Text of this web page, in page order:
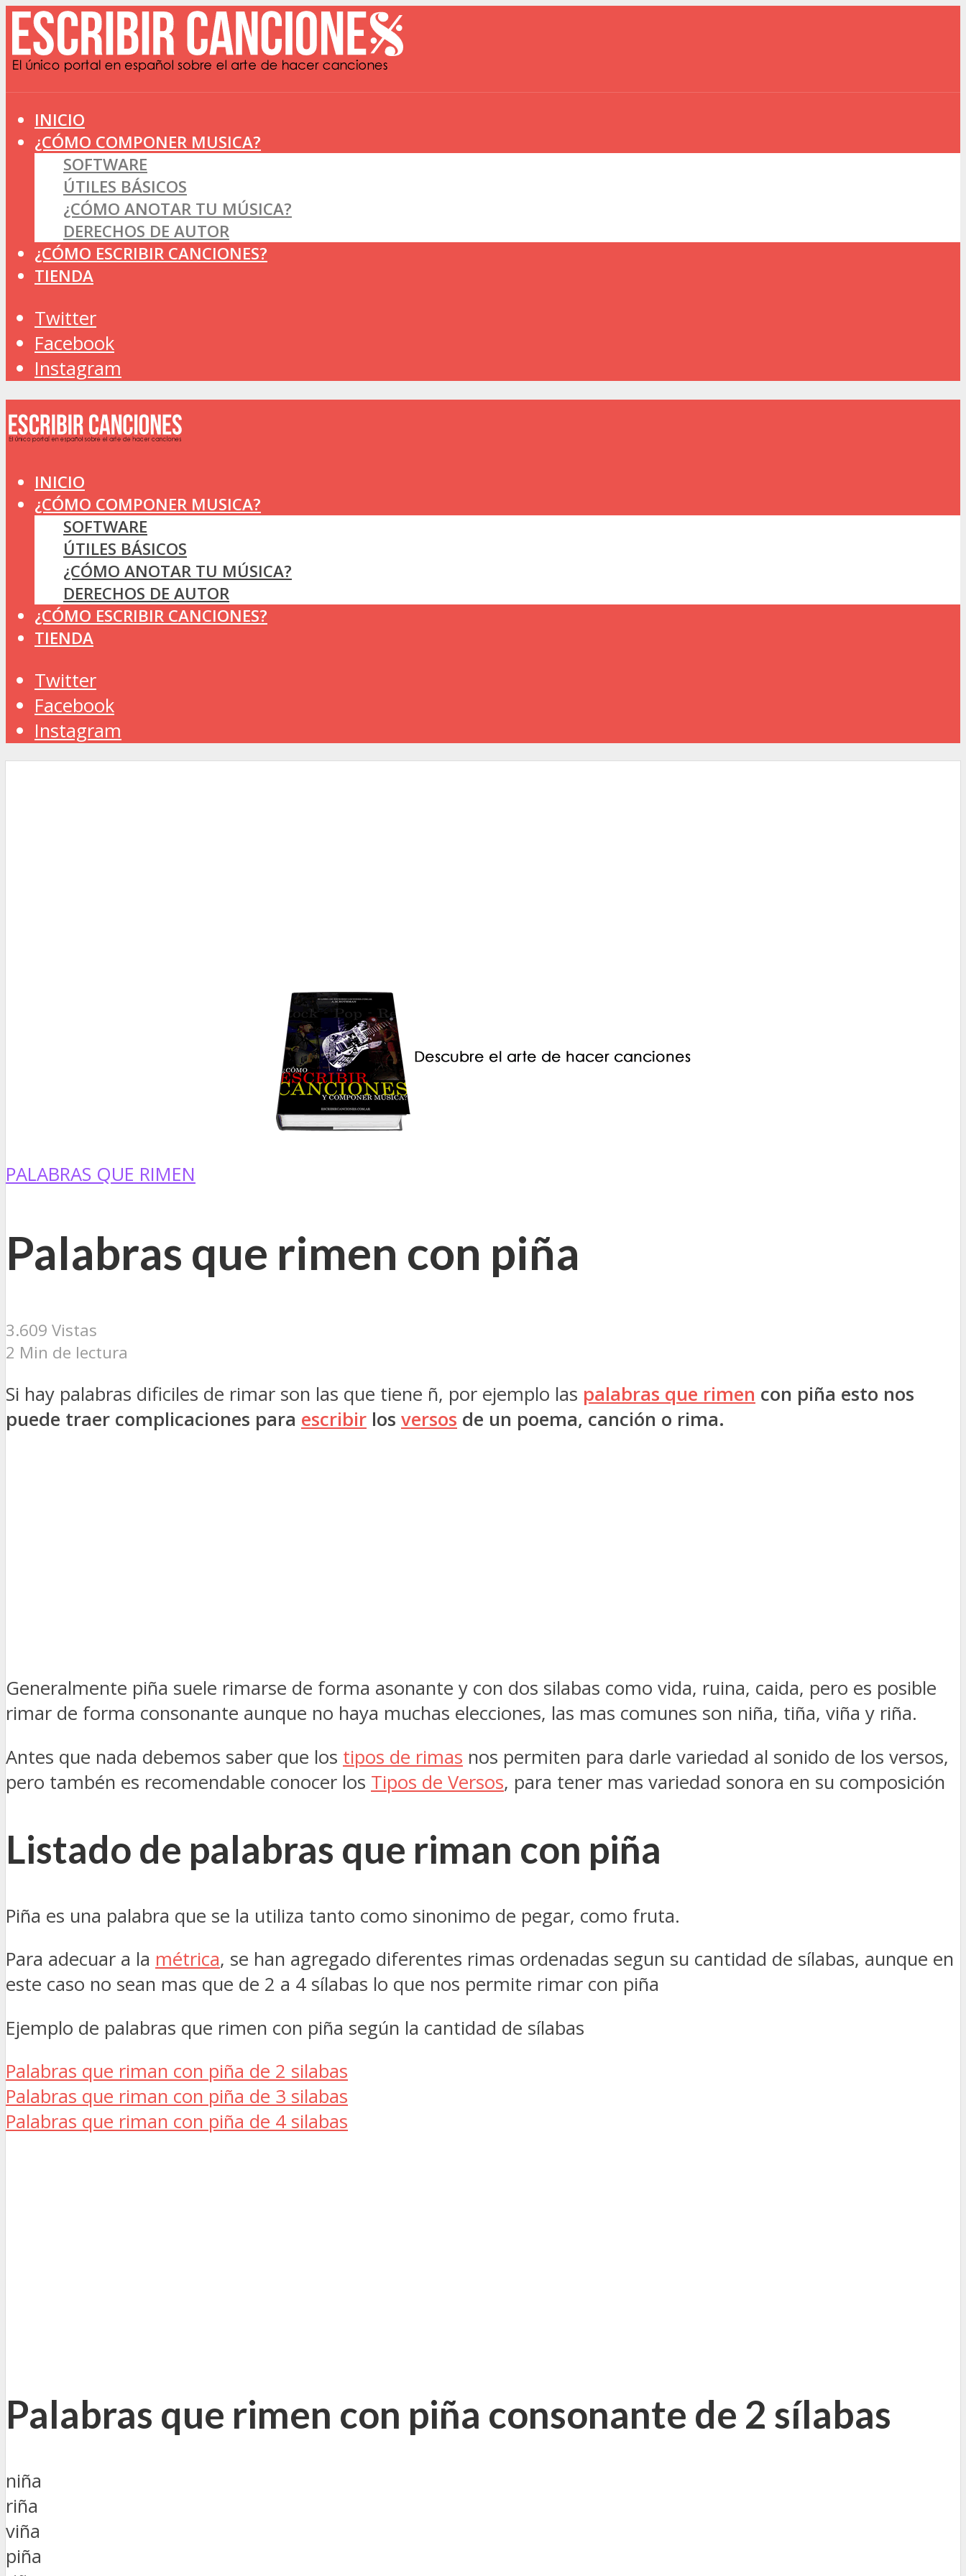
INICIO
¿CÓMO COMPONER MUSICA?
SOFTWARE
ÚTILES BÁSICOS
¿CÓMO ANOTAR TU MÚSICA?
DERECHOS DE AUTOR
¿CÓMO ESCRIBIR CANCIONES?
TIENDA
Twitter
Facebook
Instagram
INICIO
¿CÓMO COMPONER MUSICA?
SOFTWARE
ÚTILES BÁSICOS
¿CÓMO ANOTAR TU MÚSICA?
DERECHOS DE AUTOR
¿CÓMO ESCRIBIR CANCIONES?
TIENDA
Twitter
Facebook
Instagram
PALABRAS QUE RIMEN
Palabras que rimen con piña
3.609 Vistas
2 Min de lectura
Si hay palabras dificiles de rimar son las que tiene ñ, por ejemplo las palabras que rimen con piña esto nos
puede traer complicaciones para escribir los versos de un poema, canción o rima.
Generalmente piña suele rimarse de forma asonante y con dos silabas como vida, ruina, caida, pero es posible
rimar de forma consonante aunque no haya muchas elecciones, las mas comunes son niña, tiña, viña y riña.
Antes que nada debemos saber que los tipos de rimas nos permiten para darle variedad al sonido de los versos,
pero tambén es recomendable conocer los Tipos de Versos, para tener mas variedad sonora en su composición
Listado de palabras que riman con piña
Piña es una palabra que se la utiliza tanto como sinonimo de pegar, como fruta.
Para adecuar a la métrica, se han agregado diferentes rimas ordenadas segun su cantidad de sílabas, aunque en
este caso no sean mas que de 2 a 4 sílabas lo que nos permite rimar con piña
Ejemplo de palabras que rimen con piña según la cantidad de sílabas
Palabras que riman con piña de 2 silabas
Palabras que riman con piña de 3 silabas
Palabras que riman con piña de 4 silabas
Palabras que rimen con piña consonante de 2 sílabas
niña
riña
viña
piña